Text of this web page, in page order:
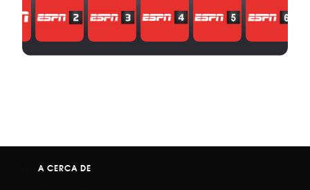
A CERCA DE